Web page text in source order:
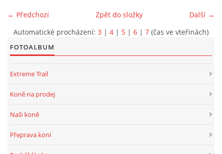
← Předchozí Další →
Zpět do složky
Automatické procházení: 3 | 4 | 5 | 6 | 7 (čas ve vteřinách)
FOTOALBUM
Extreme Trail
Koně na prodej
Naši koně
Přeprava koní